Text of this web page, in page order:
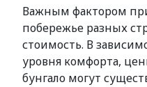
Важным фактором
побережье разных
стоимость. В
уровня комфорта,
бунгало могут